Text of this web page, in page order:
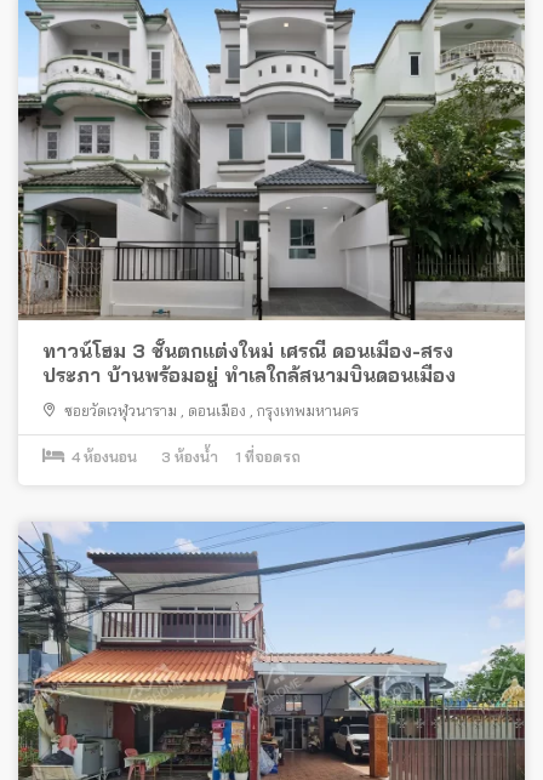
ทาวน์โฮม 3 ชั้นตกแต่งใหม่ เศรณี ดอนเมือง-สรง
ประภา บ้านพร้อมอยู่ ทำเลใกล้สนามบินดอนเมือง
ซอยวัดเวฬุวนาราม ดอนเมือง กรุงเทพมหานคร
4 ห้องนอน 3 ห้องน้ำ 1 ที่จอดรถ